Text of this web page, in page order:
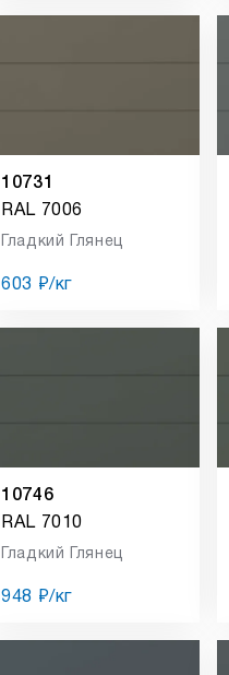
10731
RAL 7006
Гладкий Глянец
603 ₽/кг
10746
RAL 7010
Гладкий Глянец
948 ₽/кг